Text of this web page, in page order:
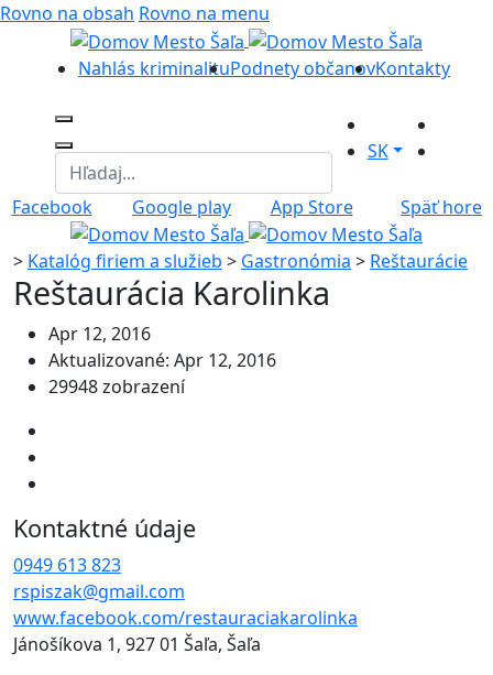
Rovno na obsah Rovno na menu
Nahlás kriminalituPodnety občanovKontakty
SK
Facebook Google play App Store Späť hore
> Katalóg firiem a služieb > Gastronómia > Reštaurácie
Reštaurácia Karolinka
Apr 12, 2016
Aktualizované: Apr 12, 2016
29948 zobrazení
Kontaktné údaje
0949 613 823
rspiszak@gmail.com
www.facebook.com/restauraciakarolinka
Jánošíkova 1, 927 01 Šaľa, Šaľa